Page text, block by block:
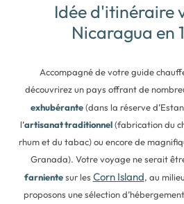
Idée d'itinéraire
Nicaragua en
Accompagné de votre guide
découvrirez un pays offrant de
exhubérante(dans la réserve
l’artisanat traditionnel(fabrication du
rhum et du tabac) ou encore de
Granada). Votre voyage ne serait
farnientesur les Corn Island, au
proposons une sélection